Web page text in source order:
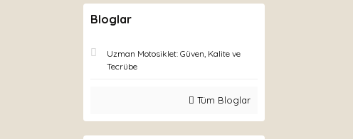
Bloglar
Uzman Motosiklet: Güven, Kalite ve
Tecrübe
Tüm Bloglar